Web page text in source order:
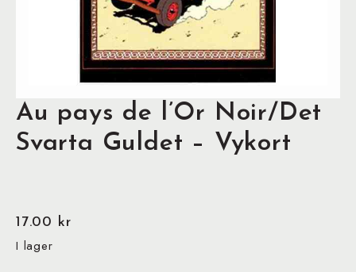
Au pays de l’Or Noir/Det
Svarta Guldet – Vykort
17.00 kr
I lager